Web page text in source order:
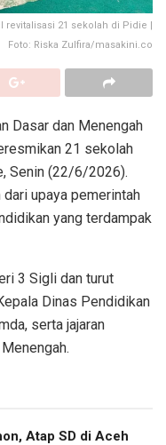
21 sekolah di Pidie |
Foto: Riska Zulfira/masakini.co
Dasar dan Menengah
21 sekolah
Senin (22/6/2026).
upaya pemerintah
yang terdampak
3 Sigli dan turut
Dinas Pendidikan
serta jajaran
Atap SD di Aceh